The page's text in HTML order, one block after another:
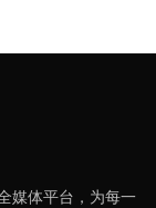
媒体平台，为每一